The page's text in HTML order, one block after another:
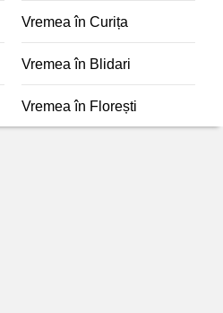
Vremea în Curița
Vremea în Blidari
Vremea în Florești